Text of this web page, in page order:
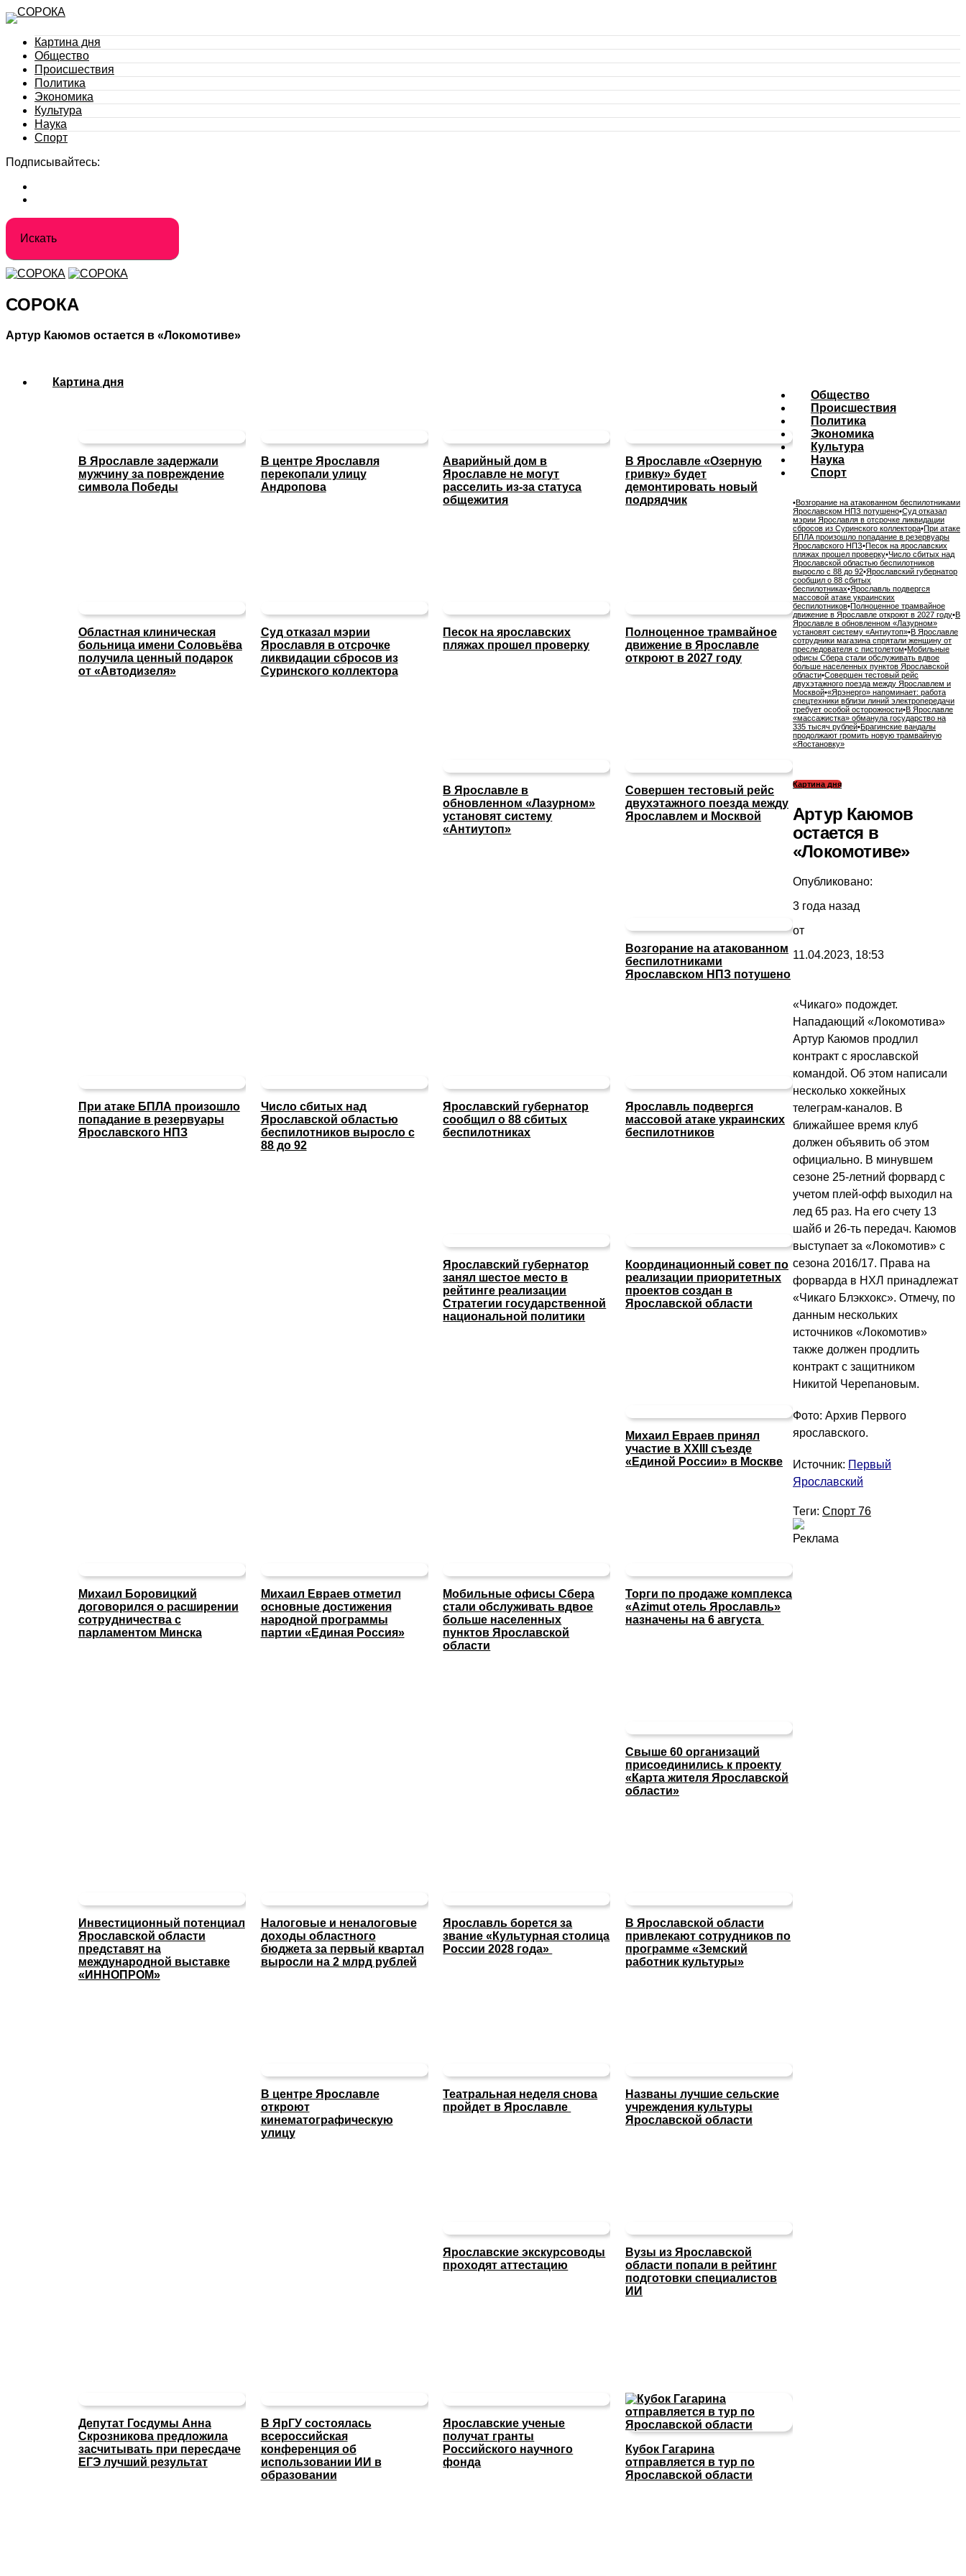
Картина дня
Общество
Происшествия
Политика
Экономика
Культура
Наука
Спорт
Подписывайтесь:
СОРОКА
Артур Каюмов остается в «Локомотиве»
Картина дня
В Ярославле задержали
мужчину за повреждение
символа Победы
В центре Ярославля
перекопали улицу
Андропова
Аварийный дом в
Ярославле не могут
расселить из-за статуса
общежития
В Ярославле «Озерную
гривку» будет
демонтировать новый
подрядчик
Областная клиническая
больница имени Соловьёва
получила ценный подарок
от «Автодизеля»
Общество
Суд отказал мэрии
Ярославля в отсрочке
ликвидации сбросов из
Суринского коллектора
Песок на ярославских
пляжах прошел проверку
Полноценное трамвайное
движение в Ярославле
откроют в 2027 году
В Ярославле в
обновленном «Лазурном»
установят систему
«Антиутоп»
Совершен тестовый рейс
двухэтажного поезда между
Ярославлем и Москвой
Происшествия
Возгорание на атакованном
беспилотниками
Ярославском НПЗ потушено
При атаке БПЛА произошло
попадание в резервуары
Ярославского НПЗ
Число сбитых над
Ярославской областью
беспилотников выросло с
88 до 92
Ярославский губернатор
сообщил о 88 сбитых
беспилотниках
Ярославль подвергся
массовой атаке украинских
беспилотников
Политика
Ярославский губернатор
занял шестое место в
рейтинге реализации
Стратегии государственной
национальной политики
Координационный совет по
реализации приоритетных
проектов создан в
Ярославской области
Михаил Евраев принял
участие в XXIII съезде
«Единой России» в Москве
Михаил Боровицкий
договорился о расширении
сотрудничества с
парламентом Минска
Михаил Евраев отметил
основные достижения
народной программы
партии «Единая Россия»
Экономика
Мобильные офисы Сбера
стали обслуживать вдвое
больше населенных
пунктов Ярославской
области
Торги по продаже комплекса
«Azimut отель Ярославль»
назначены на 6 августа
Свыше 60 организаций
присоединились к проекту
«Карта жителя Ярославской
области»
Инвестиционный потенциал
Ярославской области
представят на
международной выставке
«ИННОПРОМ»
Налоговые и неналоговые
доходы областного
бюджета за первый квартал
выросли на 2 млрд рублей
Культура
Ярославль борется за
звание «Культурная столица
России 2028 года»
В Ярославской области
привлекают сотрудников по
программе «Земский
работник культуры»
В центре Ярославле
откроют
кинематографическую
улицу
Театральная неделя снова
пройдет в Ярославле
Названы лучшие сельские
учреждения культуры
Ярославской области
Наука
Ярославские экскурсоводы
проходят аттестацию
Вузы из Ярославской
области попали в рейтинг
подготовки специалистов
ИИ
Депутат Госдумы Анна
Скрозникова предложила
засчитывать при пересдаче
ЕГЭ лучший результат
В ЯрГУ состоялась
всероссийская
конференция об
использовании ИИ в
образовании
Ярославские ученые
получат гранты
Российского научного
фонда
Спорт
Кубок Гагарина
отправляется в тур по
Ярославской области
•Возгорание на атакованном беспилотниками
Ярославском НПЗ потушено•Суд отказал
мэрии Ярославля в отсрочке ликвидации
сбросов из Суринского коллектора•При атаке
БПЛА произошло попадание в резервуары
Ярославского НПЗ•Песок на ярославских
пляжах прошел проверку•Число сбитых над
Ярославской областью беспилотников
выросло с 88 до 92•Ярославский губернатор
сообщил о 88 сбитых
беспилотниках•Ярославль подвергся
массовой атаке украинских
беспилотников•Полноценное трамвайное
движение в Ярославле откроют в 2027 году•В
Ярославле в обновленном «Лазурном»
установят систему «Антиутоп»•В Ярославле
сотрудники магазина спрятали женщину от
преследователя с пистолетом•Мобильные
офисы Сбера стали обслуживать вдвое
больше населенных пунктов Ярославской
области•Совершен тестовый рейс
двухэтажного поезда между Ярославлем и
Москвой•«Ярэнерго» напоминает: работа
спецтехники вблизи линий электропередачи
требует особой осторожности•В Ярославле
«массажистка» обманула государство на
335 тысяч рублей•Брагинские вандалы
продолжают громить новую трамвайную
«Яостановку»
Картина дня
Артур Каюмов
остается в
«Локомотиве»
Опубликовано:
3 года назад
от
11.04.2023, 18:53
«Чикаго» подождет.
Нападающий «Локомотива»
Артур Каюмов продлил
контракт с ярославской
командой. Об этом написали
несколько хоккейных
телеграм-каналов. В
ближайшее время клуб
должен объявить об этом
официально. В минувшем
сезоне 25-летний форвард с
учетом плей-офф выходил на
лед 65 раз. На его счету 13
шайб и 26-ть передач. Каюмов
выступает за «Локомотив» с
сезона 2016/17. Права на
форварда в НХЛ принадлежат
«Чикаго Блэкхокс». Отмечу, по
данным нескольких
источников «Локомотив»
также должен продлить
контракт с защитником
Никитой Черепановым.
Фото: Архив Первого
ярославского.
Источник: Первый
Ярославский
Теги: Спорт 76
Реклама